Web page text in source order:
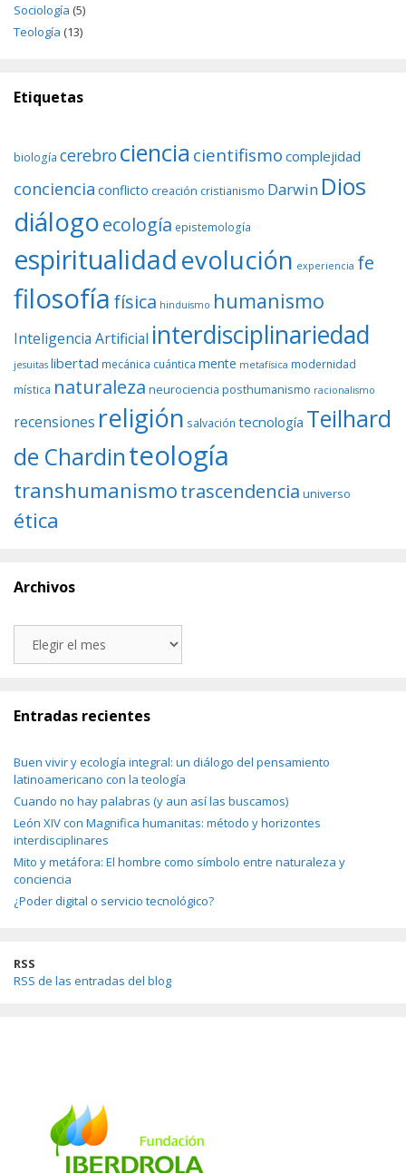
Sociología (5)
Teología (13)
Etiquetas
biología cerebro ciencia cientifismo complejidad
conciencia conflicto creación cristianismo Darwin Dios
diálogoecología epistemología
espiritualidadevolución experiencia fe
filosofía física hinduismo humanismo
Inteligencia Artificial interdisciplinariedad
jesuitas libertad mecánica cuántica mente metafísica modernidad
mística naturaleza neurociencia posthumanismo racionalismo
recensiones religión salvación tecnología Teilhard
de Chardinteología
transhumanismotrascendencia universo
ética
Archivos
Entradas recientes
Buen vivir y ecología integral: un diálogo del pensamiento
latinoamericano con la teología
Cuando no hay palabras (y aun así las buscamos)
León XIV con Magnifica humanitas: método y horizontes
interdisciplinares
Mito y metáfora: El hombre como símbolo entre naturaleza y
conciencia
¿Poder digital o servicio tecnológico?
RSS
RSS de las entradas del blog